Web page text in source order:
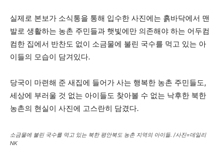
실제로 본보가 소식통을 통해 입수한 사진에는 흙바닥에서 맨
발로 생활하는 농촌 주민들과 햇빛에만 의존해야 하는 어두컴
컴한 집에서 반찬도 없이 소금물에 불린 국수를 먹고 있는 아
이들의 모습이 담겨있다.
당국이 마련해 준 새집에 들어가 사는 행복한 농촌 주민들도,
세상에 부러울 것 없는 아이들도 찾아볼 수 없는 낙후한 북한
농촌의 현실이 사진에 고스란히 담겼다.
소금물에 불린 국수를 먹고 있는 북한 평안북도 농촌 지역의 아이들. /사진=데일리
NK